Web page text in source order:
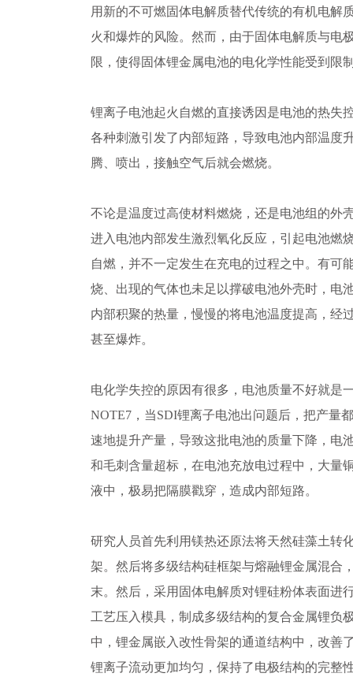
用新的不可燃固体电解质替代传统的有机电解
火和爆炸的风险。然而，由于固体电解质与电
限，使得固体锂金属电池的电化学性能受到限
锂离子电池起火自燃的直接诱因是电池的热失
各种刺激引发了内部短路，导致电池内部温度
腾、喷出，接触空气后就会燃烧。
不论是温度过高使材料燃烧，还是电池组的外
进入电池内部发生激烈氧化反应，引起电池燃
自燃，并不一定发生在充电的过程之中。有可
烧、出现的气体也未足以撑破电池外壳时，电
内部积聚的热量，慢慢的将电池温度提高，经
甚至爆炸。
电化学失控的原因有很多，电池质量不好就是
NOTE7，当SDI锂离子电池出问题后，把产量
速地提升产量，导致这批电池的质量下降，电
和毛刺含量超标，在电池充放电过程中，大量
液中，极易把隔膜戳穿，造成内部短路。
研究人员首先利用镁热还原法将天然硅藻土转
架。然后将多级结构硅框架与熔融锂金属混合
末。然后，采用固体电解质对锂硅粉体表面进
工艺压入模具，制成多级结构的复合金属锂负
中，锂金属嵌入改性骨架的通道结构中，改善
锂离子流动更加均匀，保持了电极结构的完整